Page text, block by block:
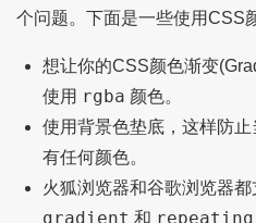
个问题。下面是一些使用CSS
想让你的CSS颜色渐变
使用 rgba 颜色。
使用背景色垫底，这样防
有任何颜色。
火狐浏览器和谷歌浏览器都
gradient 和